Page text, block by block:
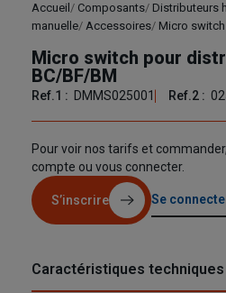
Accueil Composants Distributeurs
manuelle Accessoires Micro
Micro switch pour
BC/BF/BM
Ref.1 : DMMS025001 Ref.2 :
Pour voir nos tarifs et
compte ou vous connecter.
S’inscrire Se
Caractéristiques techniques